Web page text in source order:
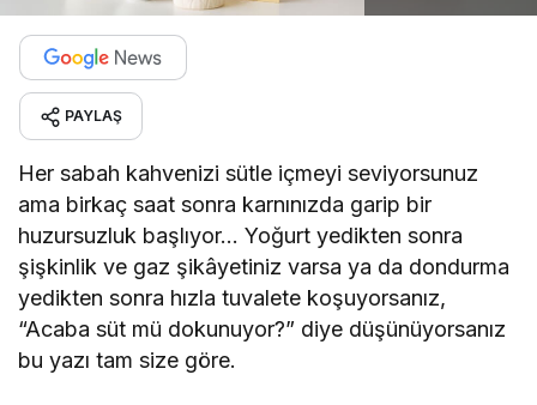
PAYLAŞ
Her sabah kahvenizi sütle içmeyi seviyorsunuz
ama birkaç saat sonra karnınızda garip bir
huzursuzluk başlıyor… Yoğurt yedikten sonra
şişkinlik ve gaz şikâyetiniz varsa ya da dondurma
yedikten sonra hızla tuvalete koşuyorsanız,
“Acaba süt mü dokunuyor?” diye düşünüyorsanız
bu yazı tam size göre.